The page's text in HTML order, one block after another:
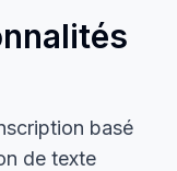
basé
de texte